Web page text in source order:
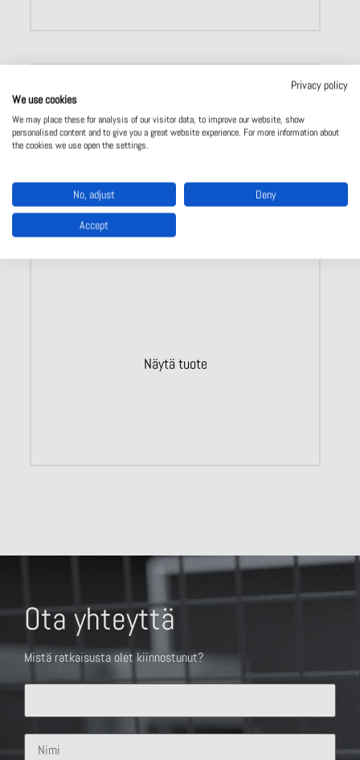
Näytä tuote
Ota yhteyttä
Mistä ratkaisusta olet kiinnostunut?
Privacy policy
We use cookies
We may place these for analysis of our visitor data, to improve our website, show
personalised content and to give you a great website experience. For more information about
the cookies we use open the settings.
No, adjust Deny
Accept